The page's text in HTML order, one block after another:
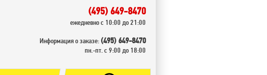
(495) 649-8470
ежедневно с 10:00 до 21:00
Информация о заказе:(495) 649-8470
пн.-пт. с 9:00 до 18:00